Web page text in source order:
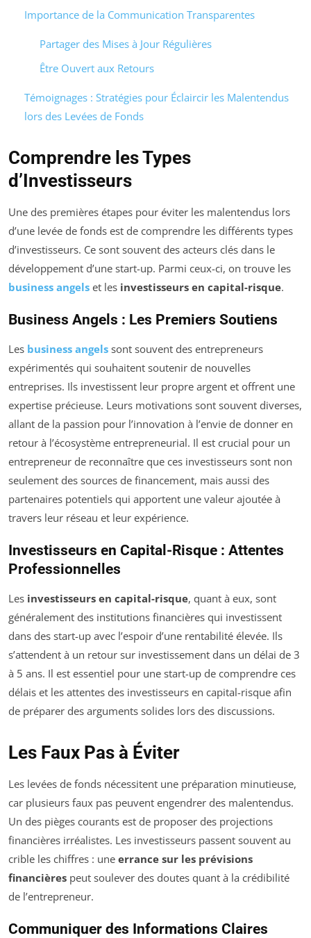
Importance de la Communication Transparentes
Partager des Mises à Jour Régulières
Être Ouvert aux Retours
Témoignages : Stratégies pour Éclaircir les Malentendus
lors des Levées de Fonds
Comprendre les Types
d’Investisseurs
Une des premières étapes pour éviter les malentendus lors
d’une levée de fonds est de comprendre les différents types
d’investisseurs. Ce sont souvent des acteurs clés dans le
développement d’une start-up. Parmi ceux-ci, on trouve les
business angels et les investisseurs en capital-risque.
Business Angels : Les Premiers Soutiens
Les business angels sont souvent des entrepreneurs
expérimentés qui souhaitent soutenir de nouvelles
entreprises. Ils investissent leur propre argent et offrent une
expertise précieuse. Leurs motivations sont souvent diverses,
allant de la passion pour l’innovation à l’envie de donner en
retour à l’écosystème entrepreneurial. Il est crucial pour un
entrepreneur de reconnaître que ces investisseurs sont non
seulement des sources de financement, mais aussi des
partenaires potentiels qui apportent une valeur ajoutée à
travers leur réseau et leur expérience.
Investisseurs en Capital-Risque : Attentes
Professionnelles
Les investisseurs en capital-risque, quant à eux, sont
généralement des institutions financières qui investissent
dans des start-up avec l’espoir d’une rentabilité élevée. Ils
s’attendent à un retour sur investissement dans un délai de 3
à 5 ans. Il est essentiel pour une start-up de comprendre ces
délais et les attentes des investisseurs en capital-risque afin
de préparer des arguments solides lors des discussions.
Les Faux Pas à Éviter
Les levées de fonds nécessitent une préparation minutieuse,
car plusieurs faux pas peuvent engendrer des malentendus.
Un des pièges courants est de proposer des projections
financières irréalistes. Les investisseurs passent souvent au
crible les chiffres : une errance sur les prévisions
financières peut soulever des doutes quant à la crédibilité
de l’entrepreneur.
Communiquer des Informations Claires